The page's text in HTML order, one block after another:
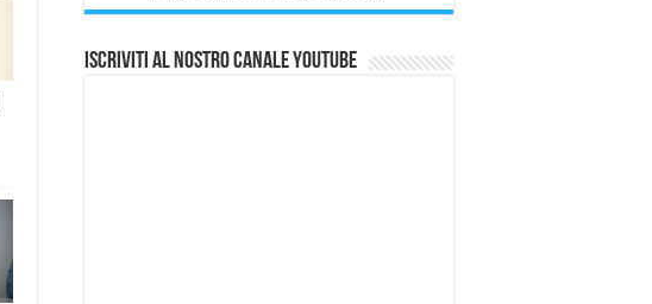
Iscriviti al nostro Canale Youtube